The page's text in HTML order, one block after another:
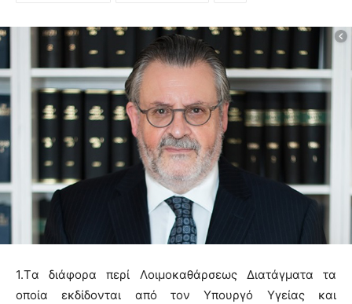
1.Tα διάφορα περί Λοιμοκαθάρσεως Διατάγματα τα
οποία εκδίδονται από τον Υπουργό Υγείας και